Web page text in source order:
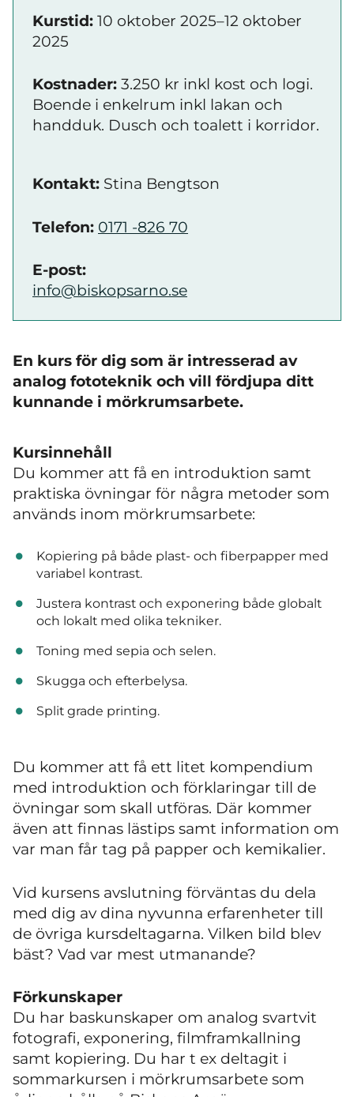
Kurstid: 10 oktober 2025–12 oktober
2025
Kostnader: 3.250 kr inkl kost och logi.
Boende i enkelrum inkl lakan och
handduk. Dusch och toalett i korridor.
Kontakt: Stina Bengtson
Telefon: 0171 -826 70
E-post:
info@biskopsarno.se
En kurs för dig som är intresserad av
analog fototeknik och vill fördjupa ditt
kunnande i mörkrumsarbete.
Kursinnehåll
Du kommer att få en introduktion samt
praktiska övningar för några metoder som
används inom mörkrumsarbete:
Kopiering på både plast- och fiberpapper med
variabel kontrast.
Justera kontrast och exponering både globalt
och lokalt med olika tekniker.
Toning med sepia och selen.
Skugga och efterbelysa.
Split grade printing.
Du kommer att få ett litet kompendium
med introduktion och förklaringar till de
övningar som skall utföras. Där kommer
även att finnas lästips samt information om
var man får tag på papper och kemikalier.
Vid kursens avslutning förväntas du dela
med dig av dina nyvunna erfarenheter till
de övriga kursdeltagarna. Vilken bild blev
bäst? Vad var mest utmanande?
Förkunskaper
Du har baskunskaper om analog svartvit
fotografi, exponering, filmframkallning
samt kopiering. Du har t ex deltagit i
sommarkursen i mörkrumsarbete som